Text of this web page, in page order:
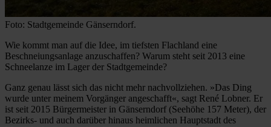
Foto: Stadtgemeinde Gänserndorf.
Wie kommt man auf die Idee, im tiefsten Flachland eine
Beschneiungsanlage anzuschaffen? Warum steht seit 2013 eine
Schneelanze im Lager der Stadtgemeinde?
Ganz genau lässt sich das nicht mehr nachvollziehen. »Das Ding
wurde unter meinem Vorgänger angeschafft«, sagt René Lobner. Er
ist seit 2015 Bürgermeister in Gänserndorf (Seehöhe 157 Meter), der
Bezirks- und auch darüber hinaus heimlichen Hauptstadt des